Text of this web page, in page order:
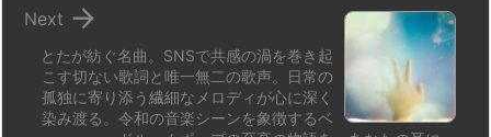
とたが紡ぐ名曲。SNSで共感の渦を巻き起
こす切ない歌詞と唯一無二の歌声。日常の
孤独に寄り添う繊細なメロディが心に深く
染み渡る。令和の音楽シーンを象徴するベ

Next